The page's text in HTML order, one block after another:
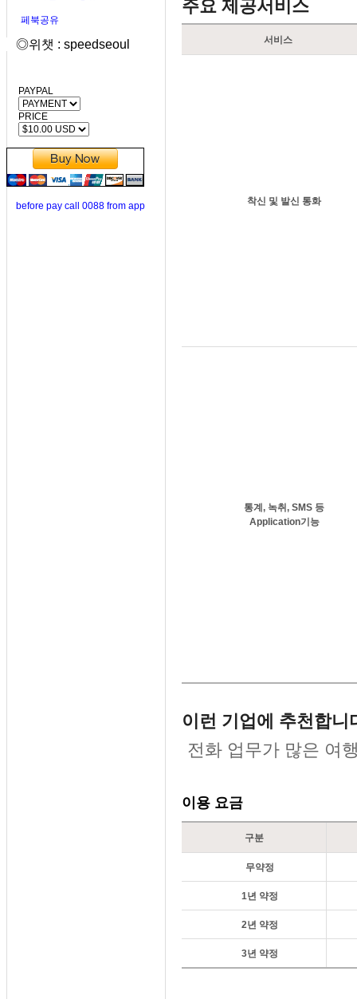
페북공유
◎위챗 : speedseoul
PAYPAL
PRICE
before pay call 0088 from app
주요 제공서비스
서비스
착신 및 발신 통화
통계, 녹취, SMS 등
Application기능
이런 기업에 추천합니
전화 업무가 많은 여
이용 요금
구분
무약정
1년 약정
2년 약정
3년 약정